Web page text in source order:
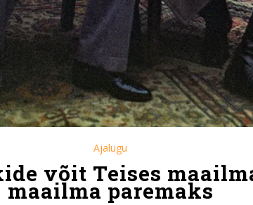
Ajalugu
võit Teises
maailma paremaks